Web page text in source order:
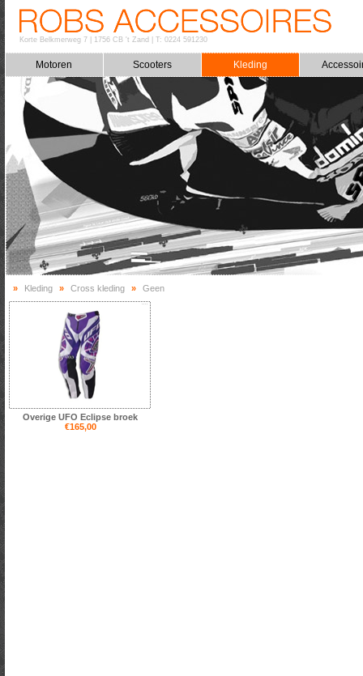
Korte Belkmerweg 7| 1756 CB 't Zand T: 0224 591230
Motoren Scooters Kleding
» Kleding » Cross kleding » Geen
Overige UFO Eclipse broek
€165,00